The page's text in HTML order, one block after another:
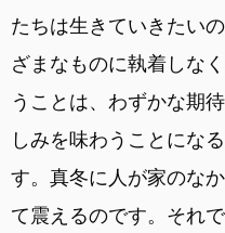
たちは生きていきたい
ざまなものに執着しな
うことは、わずかな期
しみを味わうことにな
す。真冬に人が家のな
て震えるのです。それ